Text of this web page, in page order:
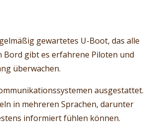
gewartetes U-Boot, das alle
gibt es erfahrene Piloten und
überwachen.
ausgestattet.
in mehreren Sprachen, darunter
informiert fühlen können.